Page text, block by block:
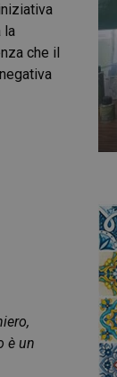
la
che il
è un